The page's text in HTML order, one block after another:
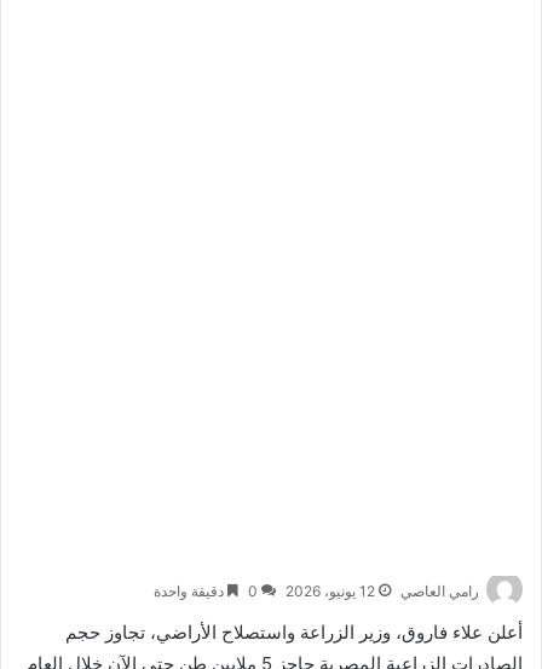
رامي العاصي 12 يونيو، 2026 0 دقيقة واحدة
أعلن علاء فاروق، وزير الزراعة واستصلاح الأراضي، تجاوز حجم
الصادرات الزراعية المصرية حاجز 5 ملايين طن حتى الآن خلال العام